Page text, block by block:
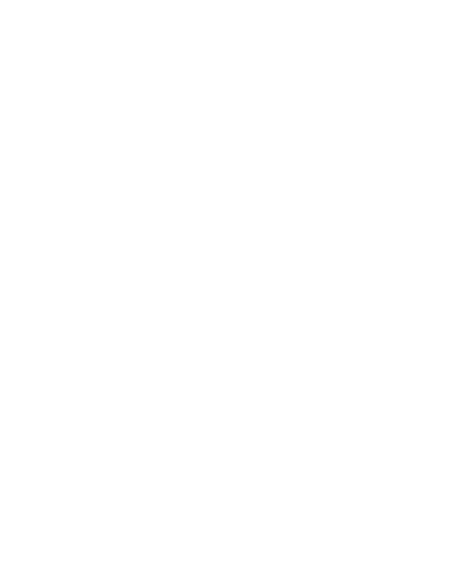
cookies are used to help us analyze how the website is used and to offer